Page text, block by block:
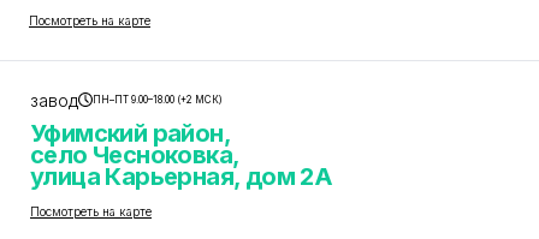
Посмотреть на карте
завод ПН–ПТ 9.00–18.00 (+2 МСК)
Уфимский район,
село Чесноковка,
улица Карьерная, дом 2А
Посмотреть на карте